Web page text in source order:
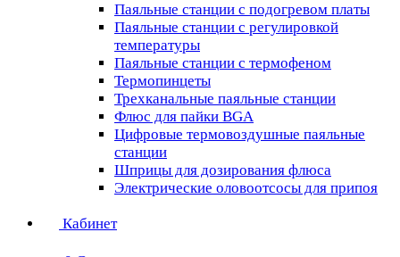
Паяльные станции с подогревом платы
Паяльные станции с регулировкой
температуры
Паяльные станции с термофеном
Термопинцеты
Трехканальные паяльные станции
Флюс для пайки BGA
Цифровые термовоздушные паяльные
станции
Шприцы для дозирования флюса
Электрические оловоотсосы для припоя
Кабинет